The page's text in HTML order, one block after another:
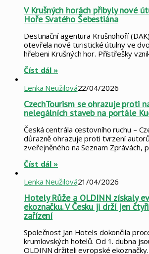
V Krušných horách přibyly nové
Hoře Svatého Šebestiána
Destinační agentura Krušnohoří
otevřela nové turistické útulny ve
hřebeni Krušných hor. Přístřešky
Číst dál »
Lenka Neužilová22/04/2026
CzechTourism se ohrazuje proti
nelegálních staveb na portále
Česká centrála cestovního ruchu –
důrazně ohrazuje proti tvrzení
zveřejněného na Seznam
Číst dál »
Lenka Neužilová21/04/2026
Hotely Růže a OLDINN získaly
ekoznačku. V Česku ji drží jen
zařízení
Společnost Jan Hotels dokončila
krumlovských hotelů. Od 1. dubna
OLDINN držiteli evropské